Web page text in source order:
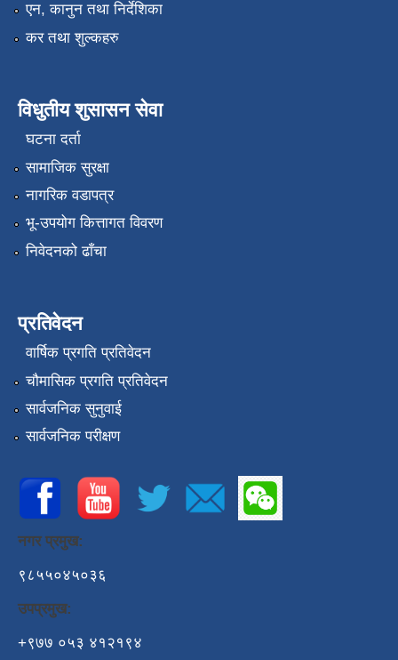
एन, कानुन तथा निर्देशिका
कर तथा शुल्कहरु
विधुतीय शुसासन सेवा
घटना दर्ता
सामाजिक सुरक्षा
नागरिक वडापत्र
भू-उपयोग कित्तागत विवरण
निवेदनको ढाँचा
प्रतिवेदन
वार्षिक प्रगति प्रतिवेदन
चौमासिक प्रगति प्रतिवेदन
सार्वजनिक सुनुवाई
सार्वजनिक परीक्षण
नगर प्रमुख:
९८५५०४५०३६
उपप्रमुख:
+९७७ ०५३ ४१२१९४